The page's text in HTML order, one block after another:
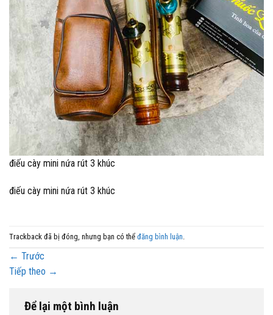
điếu cày mini nứa rút 3 khúc
điếu cày mini nứa rút 3 khúc
Trackback đã bị đóng, nhưng bạn có thể đăng bình luận
← Trước
Tiếp theo →
Để lại một bình luận